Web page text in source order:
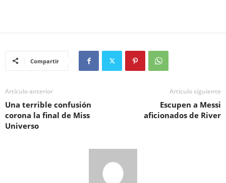
Compartir
Artículo anterior
Una terrible confusión
corona la final de Miss
Universo
Artículo siguiente
Escupen a Messi
aficionados de River